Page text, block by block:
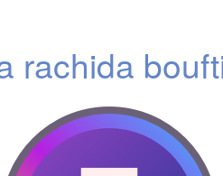
rachida